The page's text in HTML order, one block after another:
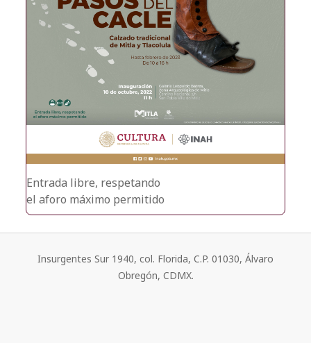
Entrada libre, respetando
el aforo máximo permitido
Insurgentes Sur 1940, col. Florida, C.P. 01030, Álvaro
Obregón, CDMX.